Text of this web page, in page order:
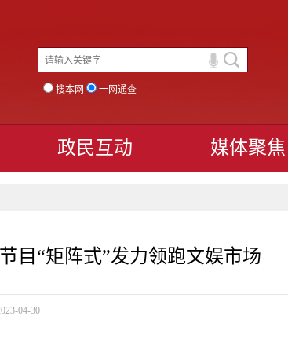
搜本网 一网通查
政民互动 媒体聚焦
目“矩阵式”发力领跑文娱市场
04-30